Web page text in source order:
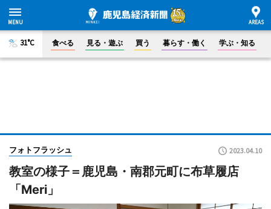
31°C 食べる 見る・遊ぶ 買う 暮らす・働く 学ぶ・知る
フォトフラッシュ 2023.04.10
教室の様子＝鹿児島・南郡元町に布草履店
「Meri」